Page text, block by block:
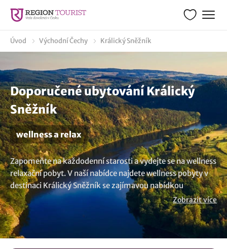
Úvod Východní Čechy Králický Sněžník
Doporučené ubytování Králický
Sněžník
wellness a relax
Zapomeňte na každodenní starosti a vydejte se na wellness
relaxační pobyt. V naší nabídce najdete wellness pobyty v
destinaci Králický Sněžník se zajímavou nabídkou
relaxačních zážitků. Vyberte si vhodné ubytování nebo
pobytový balíček a dopřejte si okamžiky plné odpočinku.
Vyzkoušejte některou z masáží nebo třeba lázeňskou
proceduru. Víte, že relax v sauně nebo vířivce pomůže
ulevit vašemu tělu? Vyberte si preferované ubytování a
Zobrazit více